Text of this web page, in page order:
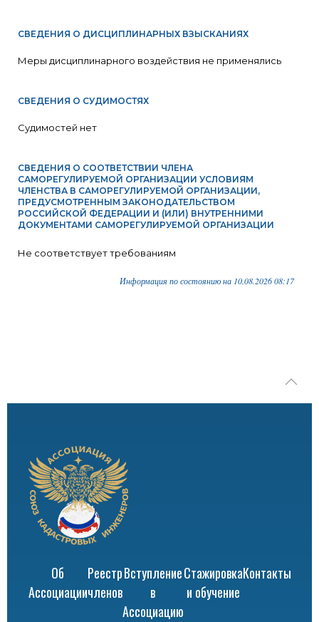
СВЕДЕНИЯ О ДИСЦИПЛИНАРНЫХ ВЗЫСКАНИЯХ
Меры дисциплинарного воздействия не применялись
СВЕДЕНИЯ О СУДИМОСТЯХ
Судимостей нет
СВЕДЕНИЯ О СООТВЕТСТВИИ ЧЛЕНА
САМОРЕГУЛИРУЕМОЙ ОРГАНИЗАЦИИ УСЛОВИЯМ
ЧЛЕНСТВА В САМОРЕГУЛИРУЕМОЙ ОРГАНИЗАЦИИ,
ПРЕДУСМОТРЕННЫМ ЗАКОНОДАТЕЛЬСТВОМ
РОССИЙСКОЙ ФЕДЕРАЦИИ И (ИЛИ) ВНУТРЕННИМИ
ДОКУМЕНТАМИ САМОРЕГУЛИРУЕМОЙ ОРГАНИЗАЦИИ
Не соответствует требованиям
Информация по состоянию на 10.08.2026 08:17
Об
Ассоциации
Реестр
членов
Вступление
в
Ассоциацию
Стажировка
и обучение
Контакты